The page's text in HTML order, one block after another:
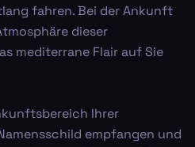
fahren. Bei der Ankunft
dieser
mediterrane Flair auf Sie
Ihrer
empfangen und